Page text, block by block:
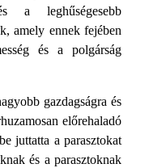
a leghűségesebb
amely ennek fejében
és a polgárság
gazdagságra és
előrehaladó
juttatta a parasztokat
és a parasztoknak